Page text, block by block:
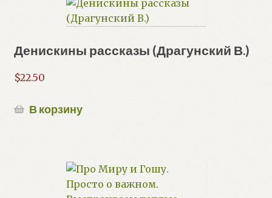
Денискины рассказы (Драгунский В.)
$22.50
В корзину